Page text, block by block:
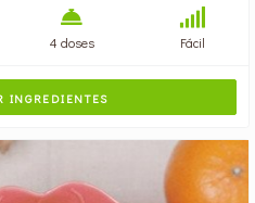
4 doses Fácil
INGREDIENTES